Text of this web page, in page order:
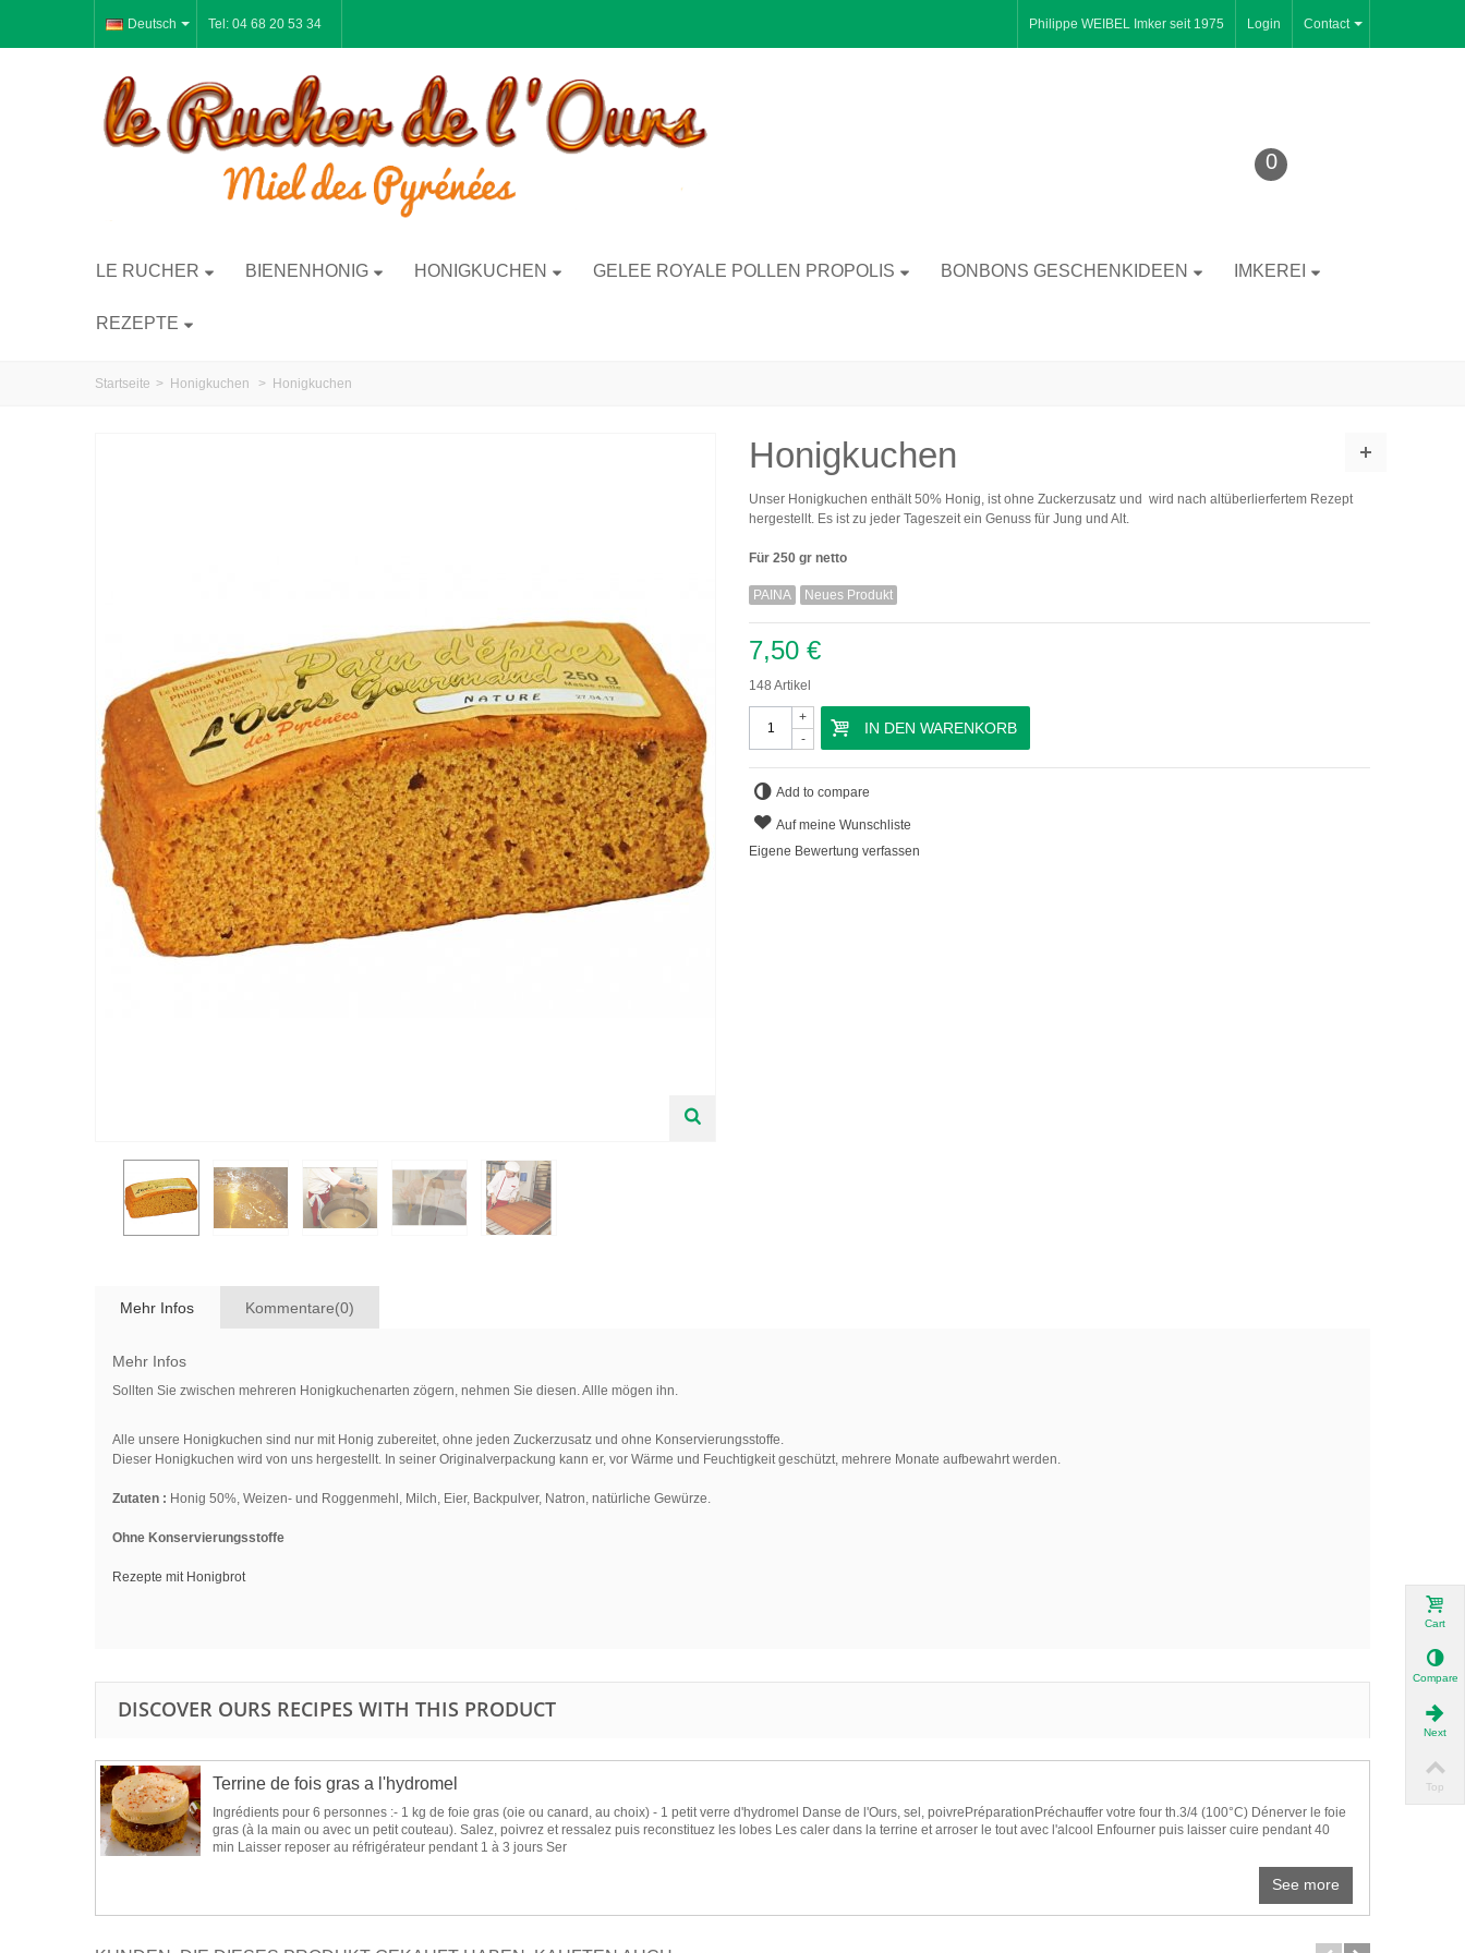
Deutsch Contact
Tel: 04 68 20 53 34 Philippe WEIBEL Imker seit 1975 Login
0
LE RUCHER BIENENHONIG HONIGKUCHEN GELEE ROYALE POLLEN PROPOLIS BONBONS GESCHENKIDEEN IMKEREI
REZEPTE
Startseite > Honigkuchen > Honigkuchen
Honigkuchen
Unser Honigkuchen enthält 50% Honig, ist ohne Zuckerzusatz und wird nach altüberlierfertem Rezept
hergestellt. Es ist zu jeder Tageszeit ein Genuss für Jung und Alt.
Für 250 gr netto
PAINA Neues Produkt
7,50 €
148 Artikel
-
+
IN DEN WARENKORB
Add to compare
Auf meine Wunschliste
Eigene Bewertung verfassen
Mehr Infos Kommentare(0)
Mehr Infos
Sollten Sie zwischen mehreren Honigkuchenarten zögern, nehmen Sie diesen. Allle mögen ihn.
Alle unsere Honigkuchen sind nur mit Honig zubereitet, ohne jeden Zuckerzusatz und ohne Konservierungsstoffe.
Dieser Honigkuchen wird von uns hergestellt. In seiner Originalverpackung kann er, vor Wärme und Feuchtigkeit geschützt, mehrere Monate aufbewahrt werden.
Zutaten : Honig 50%, Weizen- und Roggenmehl, Milch, Eier, Backpulver, Natron, natürliche Gewürze.
Ohne Konservierungsstoffe
Rezepte mit Honigbrot
DISCOVER OURS RECIPES WITH THIS PRODUCT
Terrine de fois gras a l'hydromel
Ingrédients pour 6 personnes :- 1 kg de foie gras (oie ou canard, au choix) - 1 petit verre d'hydromel Danse de l'Ours, sel, poivrePréparationPréchauffer votre four th.3/4 (100°C) Dénerver le foie
gras (à la main ou avec un petit couteau). Salez, poivrez et ressalez puis reconstituez les lobes Les caler dans la terrine et arroser le tout avec l'alcool Enfourner puis laisser cuire pendant 40
min Laisser reposer au réfrigérateur pendant 1 à 3 jours Ser
See more
Cart
Compare
Next
Top